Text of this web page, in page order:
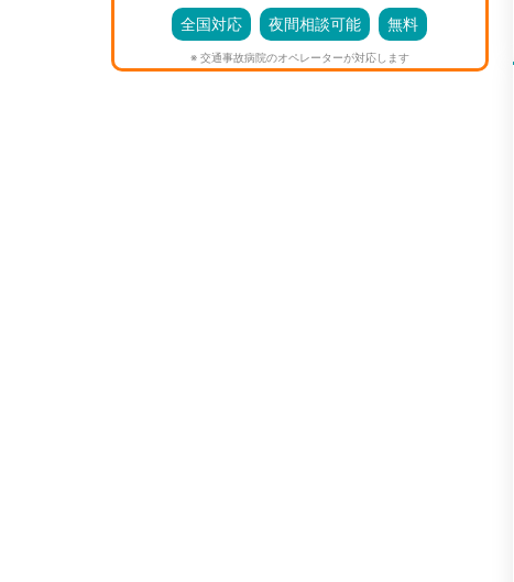
全国対応 夜間相談可能 無料
※ 交通事故病院のオペレーターが対応します